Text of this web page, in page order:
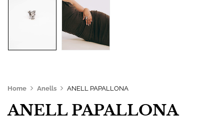
Home Anells ANELL PAPALLONA
ANELL PAPALLONA